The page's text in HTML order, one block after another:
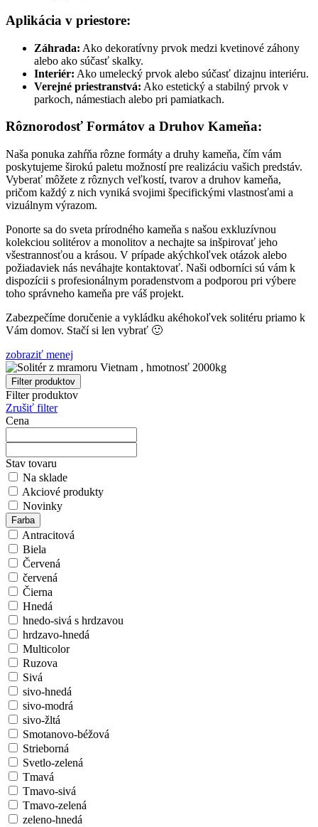
Aplikácia v priestore:
Záhrada: Ako dekoratívny prvok medzi kvetinové záhony
alebo ako súčasť skalky.
Interiér: Ako umelecký prvok alebo súčasť dizajnu interiéru.
Verejné priestranstvá: Ako estetický a stabilný prvok v
parkoch, námestiach alebo pri pamiatkach.
Rôznorodosť Formátov a Druhov Kameňa:
Naša ponuka zahŕňa rôzne formáty a druhy kameňa, čím vám
poskytujeme širokú paletu možností pre realizáciu vašich predstáv.
Vyberať môžete z rôznych veľkostí, tvarov a druhov kameňa,
pričom každý z nich vyniká svojimi špecifickými vlastnosťami a
vizuálnym výrazom.
Ponorte sa do sveta prírodného kameňa s našou exkluzívnou
kolekciou solitérov a monolitov a nechajte sa inšpirovať jeho
všestrannosťou a krásou. V prípade akýchkoľvek otázok alebo
požiadaviek nás neváhajte kontaktovať. Naši odborníci sú vám k
dispozícii s profesionálnym poradenstvom a podporou pri výbere
toho správneho kameňa pre váš projekt.
Zabezpečíme doručenie a vykládku akéhokoľvek solitéru priamo k
Vám domov. Stačí si len vybrať 🙂
zobraziť menej
Filter produktov
Filter produktov
Zrušiť filter
Cena
Stav tovaru
Na sklade
Akciové produkty
Novinky
Farba
Antracitová
Biela
Červená
červená
Čierna
Hnedá
hnedo-sivá s hrdzavou
hrdzavo-hnedá
Multicolor
Ruzova
Sivá
sivo-hnedá
sivo-modrá
sivo-žltá
Smotanovo-béžová
Strieborná
Svetlo-zelená
Tmavá
Tmavo-sivá
Tmavo-zelená
zeleno-hnedá